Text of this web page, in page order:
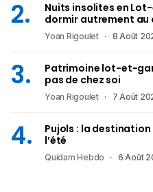
Nuits insolites en
dormir autrement
Yoan Rigoulet 8 Août
Patrimoine lot-et-
pas de chez soi
Yoan Rigoulet 7 Août
Pujols : la
l’été
Quidam Hebdo 6 Août